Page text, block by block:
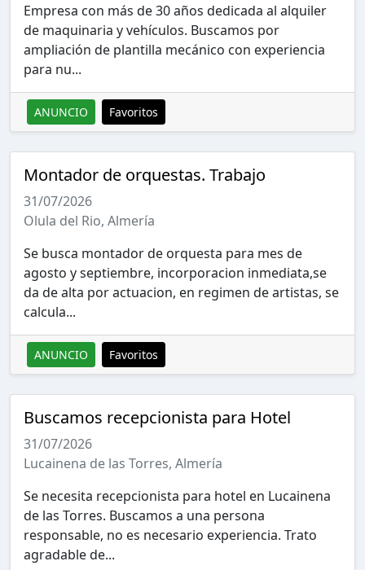
Empresa con más de 30 años dedicada al alquiler
de maquinaria y vehículos. Buscamos por
ampliación de plantilla mecánico con experiencia
para nu...
ANUNCIO Favoritos
Montador de orquestas. Trabajo
31/07/2026
Olula del Rio, Almería
Se busca montador de orquesta para mes de
agosto y septiembre, incorporacion inmediata,se
da de alta por actuacion, en regimen de artistas, se
calcula...
ANUNCIO Favoritos
Buscamos recepcionista para Hotel
31/07/2026
Lucainena de las Torres, Almería
Se necesita recepcionista para hotel en Lucainena
de las Torres. Buscamos a una persona
responsable, no es necesario experiencia. Trato
agradable de...